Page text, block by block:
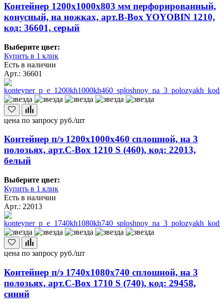
Контейнер 1200х1000х803 мм перфорированный,
конусный, на ножках, арт.B-Box YOYOBIN 1210,
код: 36601, серый
Выберите цвет:
Купить в 1 клик
Есть в наличии
Арт.: 36601
цена по запросу руб./шт
Контейнер п/э 1200х1000х460 сплошной, на 3
полозьях, арт.C-Box 1210 S (460), код: 22013,
белый
Выберите цвет:
Купить в 1 клик
Есть в наличии
Арт.: 22013
цена по запросу руб./шт
Контейнер п/э 1740х1080х740 сплошной, на 3
полозьях, арт.C-Box 1710 S (740), код: 29458,
синий